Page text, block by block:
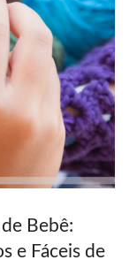
Bebê:
e Fáceis de